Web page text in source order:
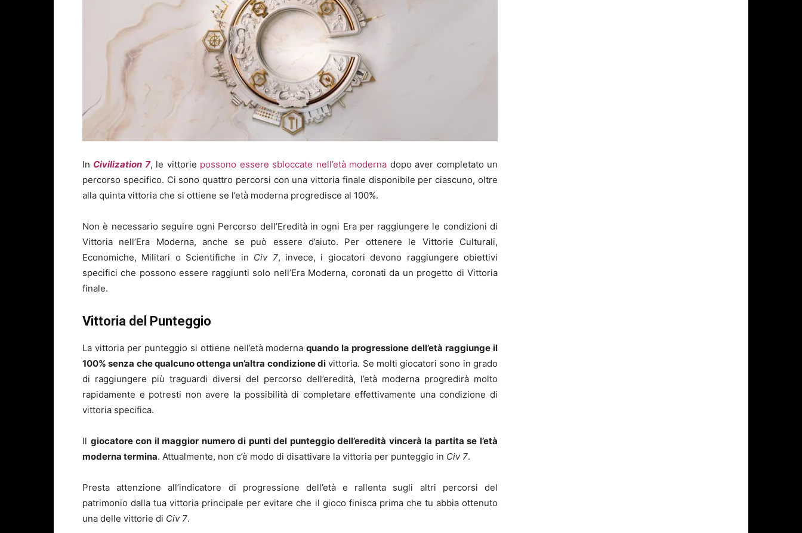
In Civilization 7, le vittorie possono essere sbloccate nell’età moderna dopo aver completato un
percorso specifico. Ci sono quattro percorsi con una vittoria finale disponibile per ciascuno, oltre
alla quinta vittoria che si ottiene se l’età moderna progredisce al 100%.
Non è necessario seguire ogni Percorso dell’Eredità in ogni Era per raggiungere le condizioni di
Vittoria nell’Era Moderna, anche se può essere d’aiuto. Per ottenere le Vittorie Culturali,
Economiche, Militari o Scientifiche in Civ 7, invece, i giocatori devono raggiungere obiettivi
specifici che possono essere raggiunti solo nell’Era Moderna, coronati da un progetto di Vittoria
finale.
Vittoria del Punteggio
La vittoria per punteggio si ottiene nell’età modernaquando la progressione dell’età raggiunge il
100% senza che qualcuno ottenga un’altra condizione di vittoria. Se molti giocatori sono in grado
di raggiungere più traguardi diversi del percorso dell’eredità, l’età moderna progredirà molto
rapidamente e potresti non avere la possibilità di completare effettivamente una condizione di
vittoria specifica.
Il giocatore con il maggior numero di punti del punteggio dell’eredità vincerà la partita se l’età
moderna termina. Attualmente, non c’è modo di disattivare la vittoria per punteggio in Civ 7.
Presta attenzione all’indicatore di progressione dell’età e rallenta sugli altri percorsi del
patrimonio dalla tua vittoria principale per evitare che il gioco finisca prima che tu abbia ottenuto
una delle vittorie di Civ 7.